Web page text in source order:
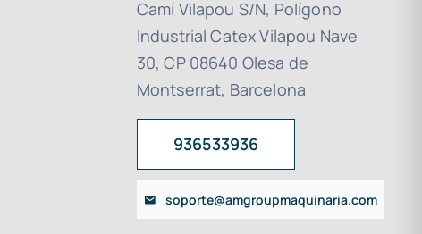
Camí Vilapou S/N, Polígono
Industrial Catex Vilapou Nave
30, CP 08640 Olesa de
Montserrat, Barcelona
936533936
soporte@amgroupmaquinaria.com